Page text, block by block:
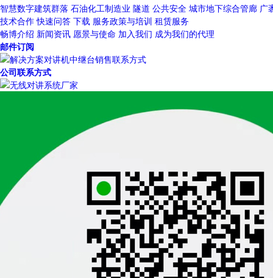
智慧数字建筑群落 石油化工制造业 隧道 公共安全 城市地下综合管廊 广
技术合作 快速问答 下载 服务政策与培训 租赁服务
畅博介绍 新闻资讯 愿景与使命 加入我们 成为我们的代理
邮件订阅
公司联系方式